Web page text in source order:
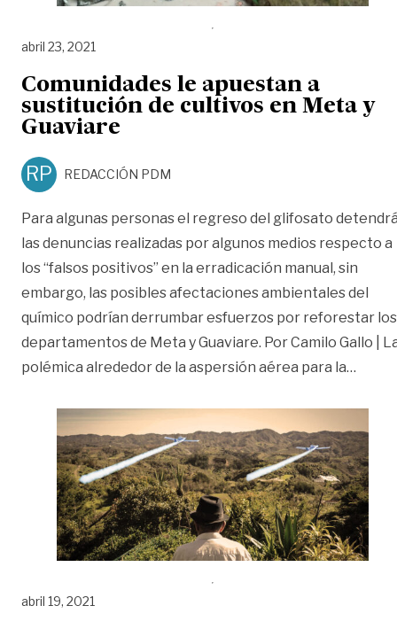
abril 23, 2021
Comunidades le apuestan a
sustitución de cultivos en Meta y
Guaviare
RP REDACCIÓN PDM
Para algunas personas el regreso del glifosato
las denuncias realizadas por algunos medios respecto a
los “falsos positivos” en la erradicación manual, sin
embargo, las posibles afectaciones ambientales del
químico podrían derrumbar esfuerzos por reforestar los
departamentos de Meta y Guaviare. Por Camilo Gallo |
polémica alrededor de la aspersión aérea para la…
abril 19, 2021